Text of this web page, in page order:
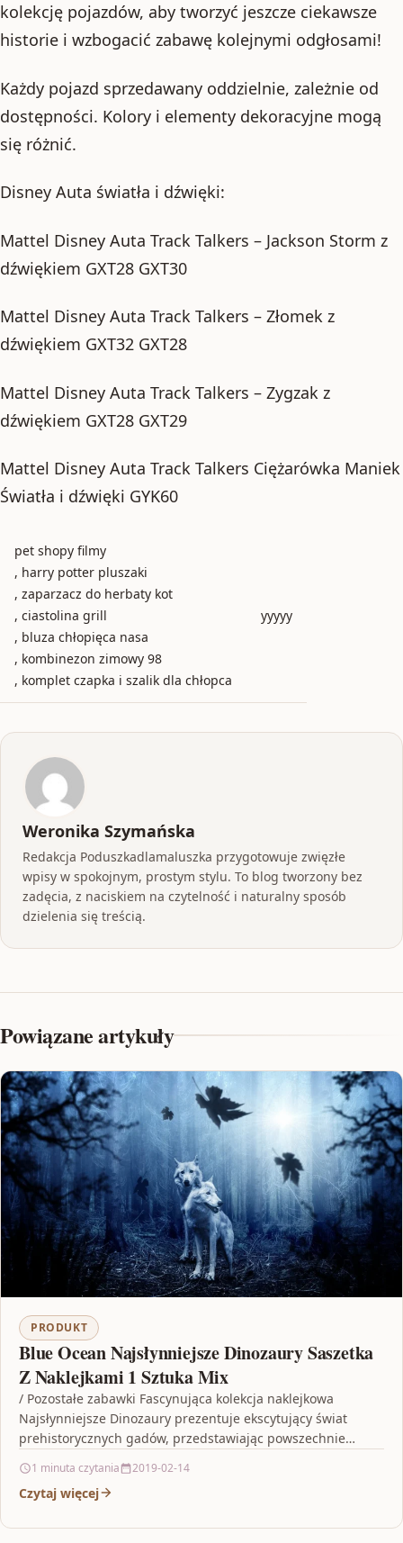
kolekcję pojazdów, aby tworzyć jeszcze ciekawsze
historie i wzbogacić zabawę kolejnymi odgłosami!
Każdy pojazd sprzedawany oddzielnie, zależnie od
dostępności. Kolory i elementy dekoracyjne mogą
się różnić.
Disney Auta światła i dźwięki:
Mattel Disney Auta Track Talkers – Jackson Storm z
dźwiękiem GXT28 GXT30
Mattel Disney Auta Track Talkers – Złomek z
dźwiękiem GXT32 GXT28
Mattel Disney Auta Track Talkers – Zygzak z
dźwiękiem GXT28 GXT29
Mattel Disney Auta Track Talkers Ciężarówka Maniek
Światła i dźwięki GYK60
pet shopy filmy
, harry potter pluszaki
, zaparzacz do herbaty kot
, ciastolina grill
, bluza chłopięca nasa
, kombinezon zimowy 98
, komplet czapka i szalik dla chłopca
yyyyy
Weronika Szymańska
Redakcja Poduszkadlamaluszka przygotowuje zwięzłe
wpisy w spokojnym, prostym stylu. To blog tworzony bez
zadęcia, z naciskiem na czytelność i naturalny sposób
dzielenia się treścią.
Powiązane artykuły
PRODUKT
Blue Ocean Najsłynniejsze Dinozaury Saszetka
Z Naklejkami 1 Sztuka Mix
/ Pozostałe zabawki Fascynująca kolekcja naklejkowa
Najsłynniejsze Dinozaury prezentuje ekscytujący świat
prehistorycznych gadów, przedstawiając powszechnie
1 minuta czytania 2019-02-14
Czytaj więcej